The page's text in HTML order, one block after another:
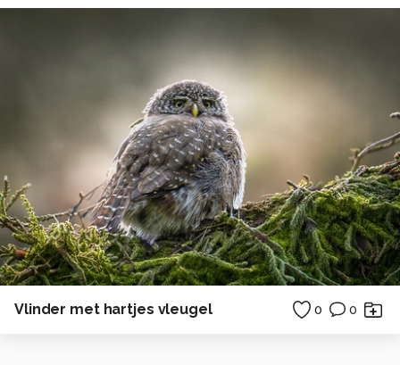
Vlinder met hartjes vleugel 0 0